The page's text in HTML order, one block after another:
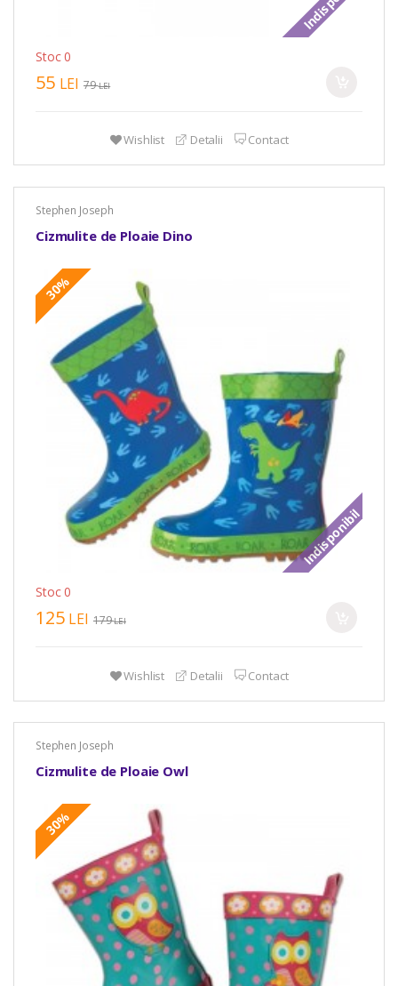
Stoc 0
55 LEI 79LEI
Wishlist Detalii Contact
Stephen Joseph
Cizmulite de Ploaie Dino
30%
Indisponibil
Stoc 0
125 LEI 179LEI
Wishlist Detalii Contact
Stephen Joseph
Cizmulite de Ploaie Owl
30%